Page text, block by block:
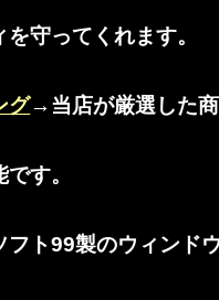
守ってくれます。
グ→当店が厳選した
す。
ト99製のウィンド